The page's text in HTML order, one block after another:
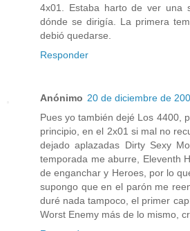
4x01. Estaba harto de ver una
dónde se dirigía. La primera
debió quedarse.
Responder
Anónimo 20 de diciembre de
Pues yo también dejé Los 4400,
principio, en el 2x01 si mal no
dejado aplazadas Dirty Sexy
temporada me aburre, Eleventh
de enganchar y Heroes, por lo
supongo que en el parón me
duré nada tampoco, el primer
Worst Enemy más de lo mismo,